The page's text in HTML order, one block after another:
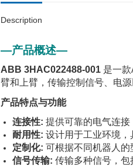
Description
—产品概述—
ABB 3HAC022488-001 是一
臂和上臂，传输控制信号、电源
产品特点与功能
连接性: 提供可靠的电气连
耐用性: 设计用于工业环境
定制化: 可根据不同机器人
信号传输: 传输多种信号，